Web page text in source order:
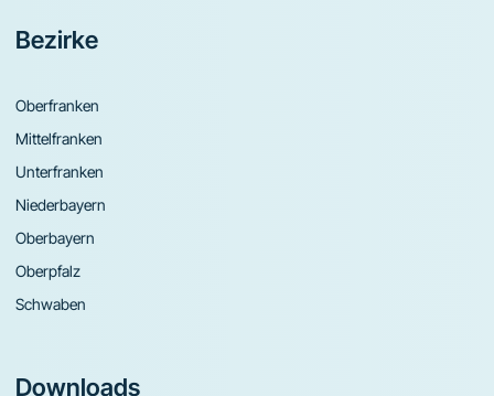
Bezirke
Oberfranken
Mittelfranken
Unterfranken
Niederbayern
Oberbayern
Oberpfalz
Schwaben
Downloads